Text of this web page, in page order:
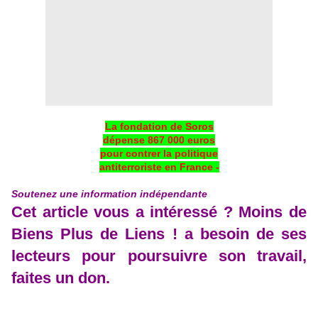
La fondation de Soros
dépense 867 000 euros
pour contrer la politique
antiterroriste en France -
Soutenez une information indépendante
Cet article vous a intéressé ? Moins de
Biens Plus de Liens ! a besoin de ses
lecteurs pour poursuivre son travail,
faites un don.